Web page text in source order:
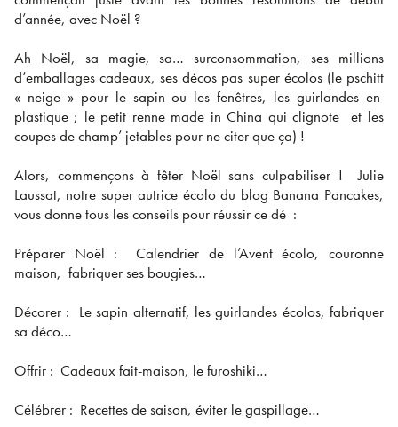
d’année, avec Noël ?
Ah Noël, sa magie, sa… surconsommation, ses millions
d’emballages cadeaux, ses décos pas super écolos (le pschitt
« neige » pour le sapin ou les fenêtres, les guirlandes en
plastique ; le petit renne made in China qui clignote et les
coupes de champ’ jetables pour ne citer que ça) !
Alors, commençons à fêter Noël sans culpabiliser ! Julie
Laussat, notre super autrice écolo du blog Banana Pancakes,
vous donne tous les conseils pour réussir ce dé :
Préparer Noël : Calendrier de l’Avent écolo, couronne
maison, fabriquer ses bougies…
Décorer : Le sapin alternatif, les guirlandes écolos, fabriquer
sa déco…
Offrir : Cadeaux fait-maison, le furoshiki…
Célébrer : Recettes de saison, éviter le gaspillage…